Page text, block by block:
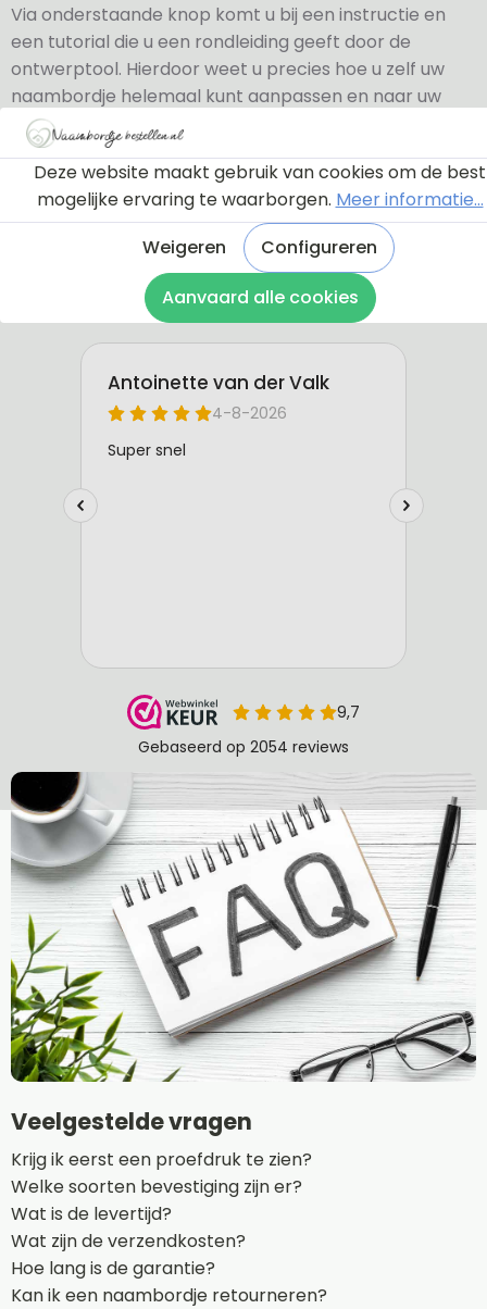
Via onderstaande knop komt u bij een instructie en
een tutorial die u een rondleiding geeft door de
ontwerptool. Hierdoor weet u precies hoe u zelf uw
naambordje helemaal kunt aanpassen en naar uw
eigen smaak kunt ontwerpen.
Bekijk de instructie
Veelgestelde vragen
Krijg ik eerst een proefdruk te zien?
Welke soorten bevestiging zijn er?
Wat is de levertijd?
Wat zijn de verzendkosten?
Hoe lang is de garantie?
Kan ik een naambordje retourneren?
Deze website maakt gebruik van cookies om de best
mogelijke ervaring te waarborgen. Meer informatie...
Weigeren
Configureren
Aanvaard alle cookies